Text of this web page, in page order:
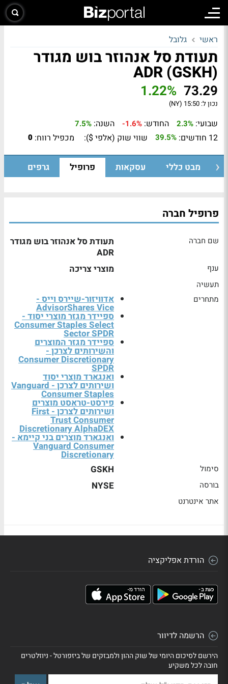
ראשי גלובל
תעודת סל אנהוזר בוש מגודר
ADR (GSKH)
73.29
1.22%
נכון ל: 15:50 (NY)
שבועי: 2.3% החודש: -1.6% השנה: 7.5%
12 חודשים: 39.5% שווי שוק (אלפי $): מכפיל רווח: 0
מבט כללי עסקאות פרופיל גרפים
פרופיל חברה
שם חברה
תעודת סל אנהוזר בוש מגודר
ADR
ענף מוצרי צריכה
תעשיה
מתחרים
אדוויזור-שיירס וייס -
AdvisorShares Vice
ספיידר מגזר מוצרי יסוד -
Consumer Staples Select
Sector SPDR
ספיידר מגזר המוצרים
והשירותים לצרכן -
Consumer Discretionary
SPDR
ואנגארד מוצרי יסוד
ושירותים לצרכן - Vanguard
Consumer Staples
פירסט-טראסט מוצרים
ושירותים לצרכן - First
Trust Consumer
Discretionary AlphaDEX
ואנגארד מוצרים בני קיימא -
Vanguard Consumer
Discretionary
סימול GSKH
בורסה NYSE
אתר אינטרנט
הורדת אפליקציה
הרשמה לדיוור
הירשם לסיכום היומי של שוק ההון ולמבזקים של ביזפורטל - ניוזלטרים
חובה לכל משקיע